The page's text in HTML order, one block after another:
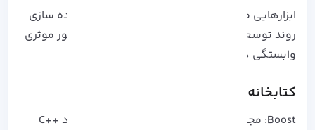
ابزارهایی مثل CMake و Meson باعث تسریع و ساده‌ سازی
روند توسعه در پروژه‌ های بزرگ می‌ شوند و به طور موثری
وابستگی‌ ها رو مدیریت می‌ کنند.
کتابخانه های تخصصی مهم
Boost: مجموعه ای کامل از کتابخانه های استاندارد ++C